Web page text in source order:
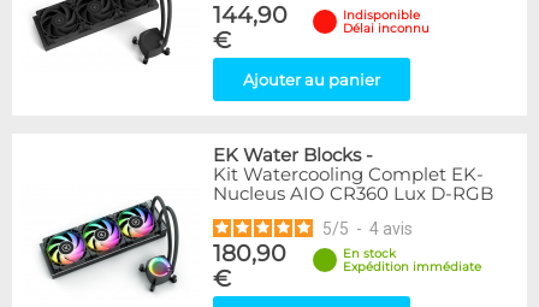
144,90
€
Indisponible
Délai inconnu
Ajouter au panier
EK Water Blocks-
Kit Watercooling Complet EK-
Nucleus AIO CR360 Lux D-RGB
5/5 - 4 avis
180,90
€
En stock
Expédition immédiate